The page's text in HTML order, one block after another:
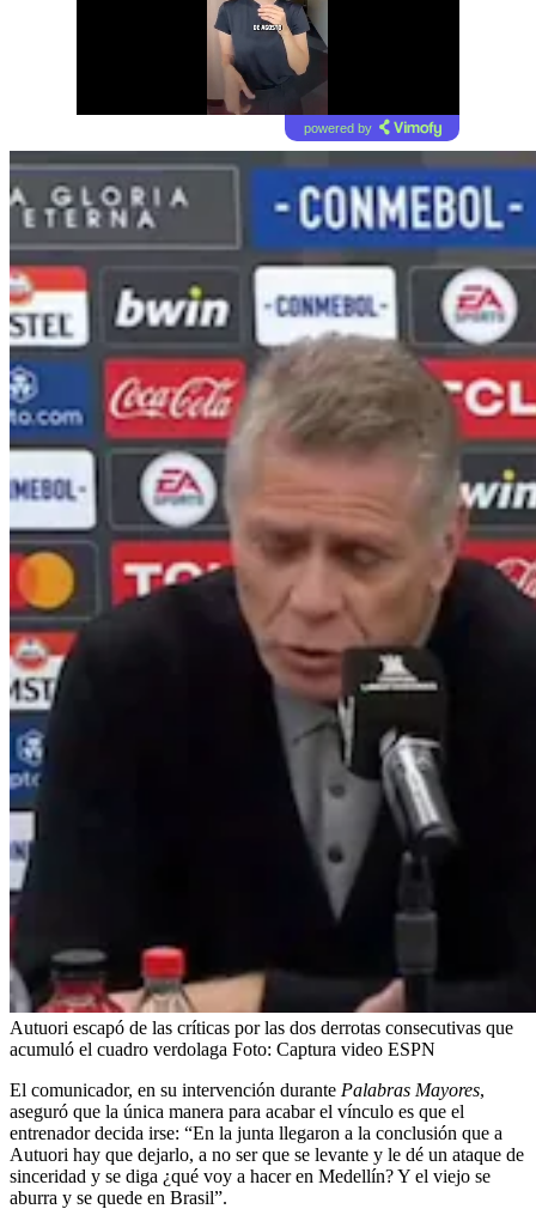
powered by
Autuori escapó de las críticas por las dos derrotas consecutivas que
acumuló el cuadro verdolaga Foto: Captura video ESPN
El comunicador, en su intervención durante Palabras Mayores,
aseguró que la única manera para acabar el vínculo es que el
entrenador decida irse: “En la junta llegaron a la conclusión que a
Autuori hay que dejarlo, a no ser que se levante y le dé un ataque de
sinceridad y se diga ¿qué voy a hacer en Medellín? Y el viejo se
aburra y se quede en Brasil”.